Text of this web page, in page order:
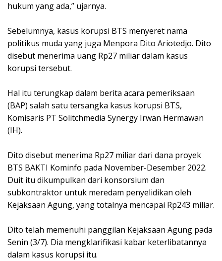
hukum yang ada,” ujarnya.
Sebelumnya, kasus korupsi BTS menyeret nama
politikus muda yang juga Menpora Dito Ariotedjo. Dito
disebut menerima uang Rp27 miliar dalam kasus
korupsi tersebut.
Hal itu terungkap dalam berita acara pemeriksaan
(BAP) salah satu tersangka kasus korupsi BTS,
Komisaris PT Solitchmedia Synergy Irwan Hermawan
(IH).
Dito disebut menerima Rp27 miliar dari dana proyek
BTS BAKTI Kominfo pada November-Desember 2022.
Duit itu dikumpulkan dari konsorsium dan
subkontraktor untuk meredam penyelidikan oleh
Kejaksaan Agung, yang totalnya mencapai Rp243 miliar.
Dito telah memenuhi panggilan Kejaksaan Agung pada
Senin (3/7). Dia mengklarifikasi kabar keterlibatannya
dalam kasus korupsi itu.